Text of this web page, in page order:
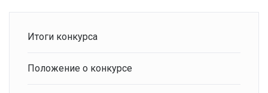
Итоги конкурса
Положение о конкурсе